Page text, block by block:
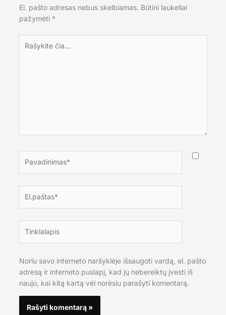
El. pašto adresas nebus skelbiamas. Būtini laukeliai
pažymėti *
čia...
Noriu savo interneto naršyklėje išsaugoti vardą, el. pašto
adresą ir interneto puslapį, kad jų nebereiktų įvesti iš
naujo, kai kitą kartą vėl norėsiu parašyti komentarą.